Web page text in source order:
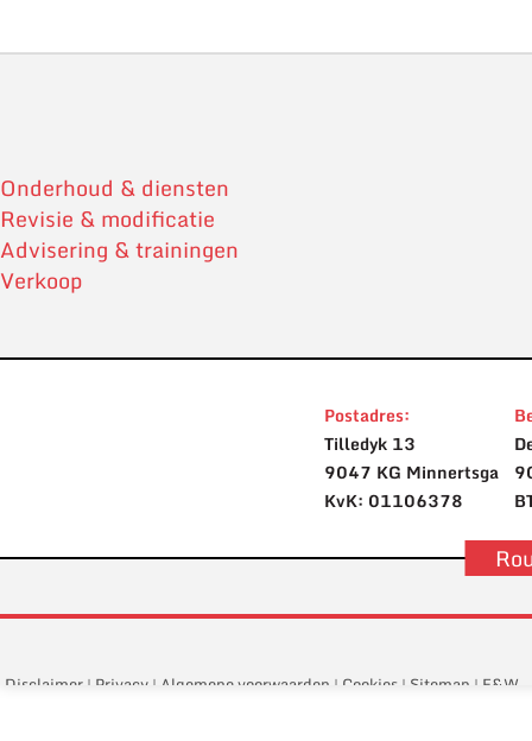
Onderhoud & diensten
Revisie & modificatie
Advisering & trainingen
Verkoop
Postadres:
Tilledyk 13
9047 KG Minnertsga
KvK: 01106378
Disclaimer | Privacy | Algemene voorwaarden | Cookies | Sitemap | E&W